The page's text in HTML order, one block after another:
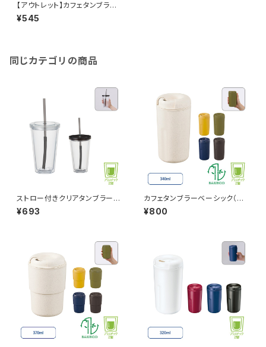
【アウトレット】カフェタンブラ
¥545
同じカテゴリの商品
ストロー付きクリアタンブラー
MG
¥693
カフェタンブラーベーシック（バ
ンブーファイバー配合） MG
¥800